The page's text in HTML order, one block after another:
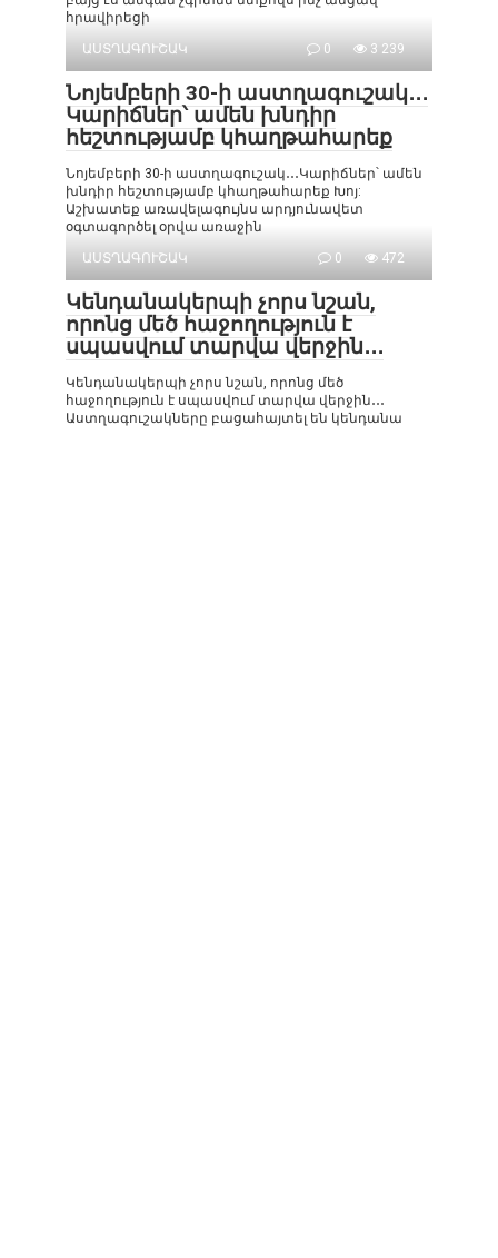
հրավիրեցի
ԱՍՏՂԱԳՈՒՇԱԿ
0 3 239
Նոյեմբերի 30-ի աստղագուշակ․․․
Կարիճներ՝ ամեն խնդիր
հեշտությամբ կհաղթահարեք
Նոյեմբերի 30-ի աստղագուշակ․․․Կարիճներ՝ ամեն
խնդիր հեշտությամբ կհաղթահարեք Խոյ:
Աշխատեք առավելագույնս արդյունավետ
օգտագործել օրվա առաջին
ԱՍՏՂԱԳՈՒՇԱԿ
0 472
Կենդանակերպի չորս նշան,
որոնց մեծ հաջողություն է
սպասվում տարվա վերջին․․․
Կենդանակերպի չորս նշան, որոնց մեծ
հաջողություն է սպասվում տարվա վերջին․․․
Աստղագուշակները բացահայտել են կենդանա